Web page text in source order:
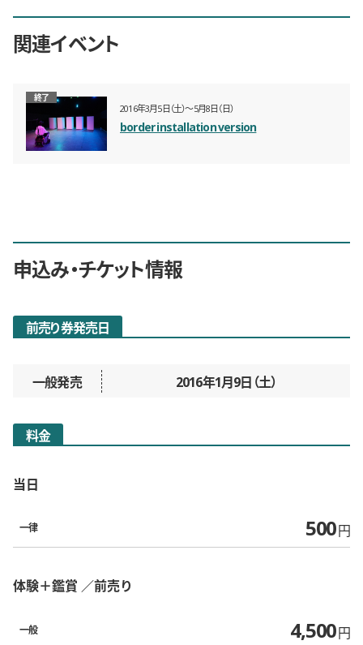
関連イベント
2016年3月5日（土）〜5月8日（日）
終了
border installation version
申込み・チケット情報
前売り券発売日
一般発売 2016年1月9日（土）
料金
当日
一律 500円
体験＋鑑賞 前売り
一般 4,500円